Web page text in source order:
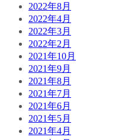
2022年8月
2022年4月
2022年3月
2022年2月
2021年10月
2021年9月
2021年8月
2021年7月
2021年6月
2021年5月
2021年4月